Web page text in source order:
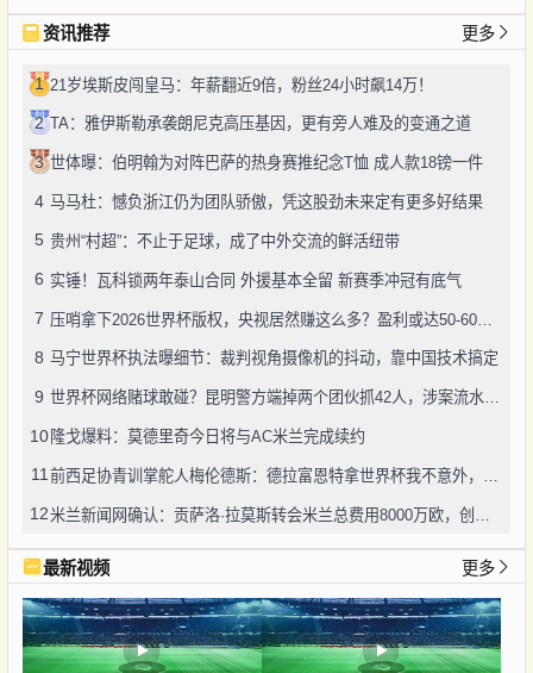
资讯推荐 更多
1 21岁埃斯皮闯皇马：年薪翻近9倍，粉丝24小时飙14万！
2 TA：雅伊斯勒承袭朗尼克高压基因，更有旁人难及的变通之道
3 世体曝：伯明翰为对阵巴萨的热身赛推纪念T恤 成人款18镑一件
4 马马杜：憾负浙江仍为团队骄傲，凭这股劲未来定有更多好结果
5 贵州“村超”：不止于足球，成了中外交流的鲜活纽带
6 实锤！瓦科锁两年泰山合同 外援基本全留 新赛季冲冠有底气
7 压哨拿下2026世界杯版权，央视居然赚这么多？盈利或达50-60亿！
8 马宁世界杯执法曝细节：裁判视角摄像机的抖动，靠中国技术搞定
9 世界杯网络赌球敢碰？昆明警方端掉两个团伙抓42人，涉案流水超三千万
10 隆戈爆料：莫德里奇今日将与AC米兰完成续约
11
12
最新视频 更多